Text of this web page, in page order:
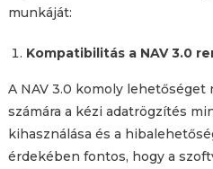
munkáját:
Kompatibilitás a NAV 3.0
A NAV 3.0 komoly
számára a kézi adatrögzítés
kihasználása és a
érdekében fontos, hogy a